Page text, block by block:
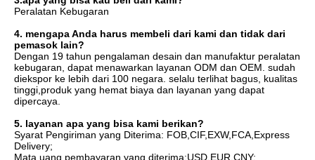
Peralatan Kebugaran
4. mengapa Anda harus membeli dari kami dan tidak dari
pemasok lain?
Dengan 19 tahun pengalaman desain dan manufaktur peralatan
kebugaran, dapat menawarkan layanan ODM dan OEM. sudah
diekspor ke lebih dari 100 negara. selalu terlihat bagus, kualitas
tinggi,produk yang hemat biaya dan layanan yang dapat
dipercaya.
5. layanan apa yang bisa kami berikan?
Syarat Pengiriman yang Diterima: FOB,CIF,EXW,FCA,Express
Delivery;
Mata uang pembayaran yang diterima:USD,EUR,CNY;